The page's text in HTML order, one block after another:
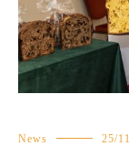
News 25/